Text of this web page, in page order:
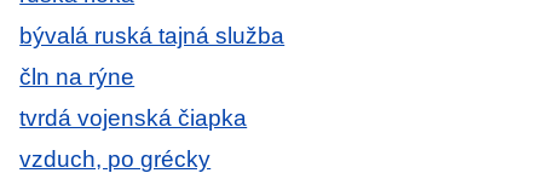
bývalá ruská tajná služba
čln na rýne
tvrdá vojenská čiapka
vzduch, po grécky